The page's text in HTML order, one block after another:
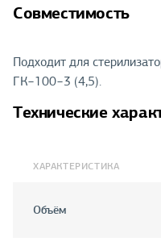
Совместимость
Подходит для
ГК−100−3 (4,5).
Технические
ХАРАКТЕРИСТИКА
Объём